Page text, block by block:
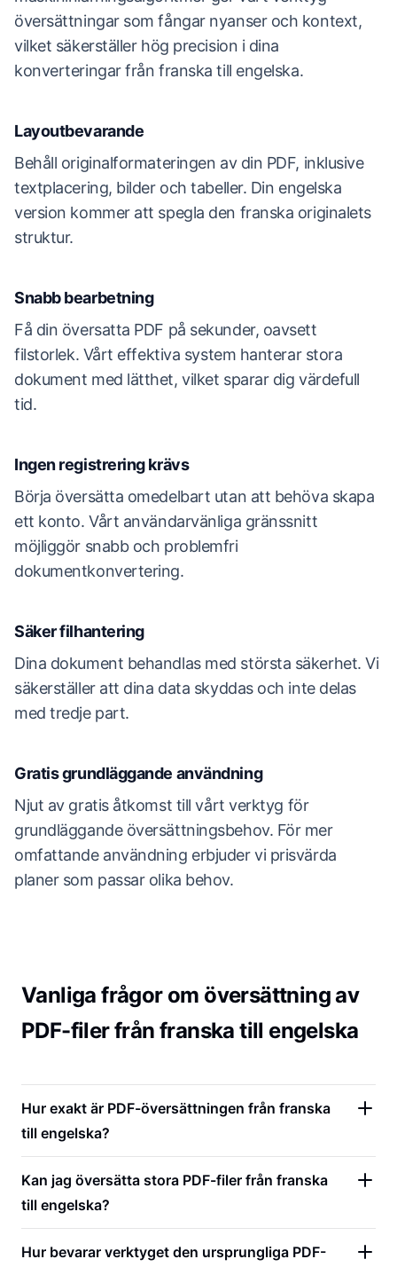
översättningar som fångar nyanser och kontext,
vilket säkerställer hög precision i dina
konverteringar från franska till engelska.
Layoutbevarande
Behåll originalformateringen av din PDF, inklusive
textplacering, bilder och tabeller. Din engelska
version kommer att spegla den franska originalets
struktur.
Snabb bearbetning
Få din översatta PDF på sekunder, oavsett
filstorlek. Vårt effektiva system hanterar stora
dokument med lätthet, vilket sparar dig värdefull
tid.
Ingen registrering krävs
Börja översätta omedelbart utan att behöva skapa
ett konto. Vårt användarvänliga gränssnitt
möjliggör snabb och problemfri
dokumentkonvertering.
Säker filhantering
Dina dokument behandlas med största säkerhet. Vi
säkerställer att dina data skyddas och inte delas
med tredje part.
Gratis grundläggande användning
Njut av gratis åtkomst till vårt verktyg för
grundläggande översättningsbehov. För mer
omfattande användning erbjuder vi prisvärda
planer som passar olika behov.
Vanliga frågor om översättning av
PDF-filer från franska till engelska
Hur exakt är PDF-översättningen från franska
till engelska?
Kan jag översätta stora PDF-filer från franska
till engelska?
Hur bevarar verktyget den ursprungliga PDF-